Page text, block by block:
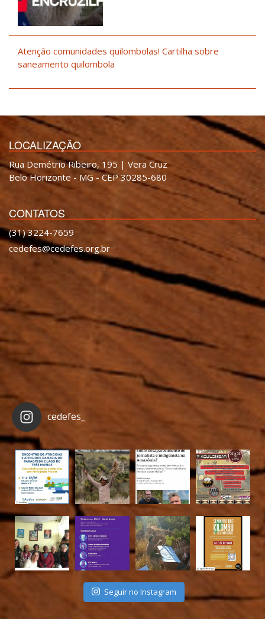
Atenção comunidades quilombolas! Cartilha sobre
saneamento quilombola
LOCALIZAÇÃO
Rua Demétrio Ribeiro, 195 | Vera Cruz
Belo Horizonte - MG - CEP 30285-680
CONTATOS
(31) 3224-7659
cedefes@cedefes.org.br
cedefes_
Seguir no Instagram